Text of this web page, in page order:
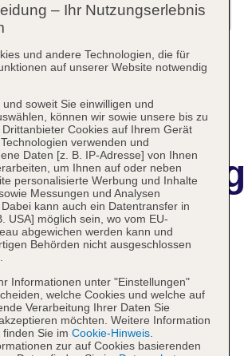
Hotel
City
Ihre Unterkunft
– Ihr Nutzungserlebnis
und andere Technologien, die für
auf unserer Website notwendig
soweit Sie einwilligen und
können wir sowie unsere bis zu
Cookies auf Ihrem Gerät
verwenden und
Daten [z. B. IP-Adresse] von Ihnen
um Ihnen auf oder neben
personalisierte Werbung und Inhalte
Messungen und Analysen
kann auch ein Datentransfer in
USA] möglich sein, wo vom EU-
abgewichen werden kann und
Behörden nicht ausgeschlossen
Informationen unter "Einstellungen"
welche Cookies und welche auf
Verarbeitung Ihrer Daten Sie
möchten. Weitere Information
Sie im Cookie-Hinweis.
zur auf Cookies basierenden